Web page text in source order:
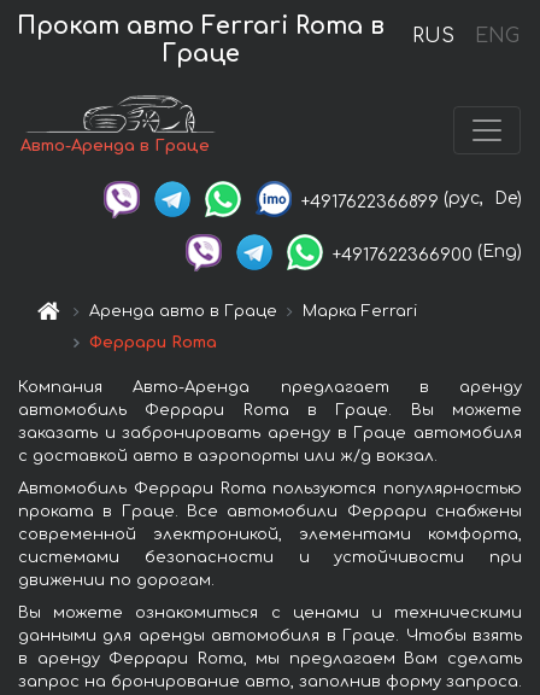
RUS ENG
Прокат авто Ferrari Roma в
Граце
Авто-Аренда в Граце
+4917622366899 (рус, De)
+4917622366900 (Eng)
Аренда авто в Граце
Марка Ferrari
Феррари Roma
Компания Авто-Аренда предлагает в аренду
автомобиль Феррари Roma в Граце. Вы можете
заказать и забронировать аренду в Граце автомобиля
с доставкой авто в аэропорты или ж/д вокзал.
Автомобиль Феррари Roma пользуются популярностью
проката в Граце. Все автомобили Феррари снабжены
современной электроникой, элементами комфорта,
системами безопасности и устойчивости при
движении по дорогам.
Вы можете ознакомиться с ценами и техническими
данными для аренды автомобиля в Граце. Чтобы взять
в аренду Феррари Roma, мы предлагаем Вам сделать
запрос на бронирование авто, заполнив форму запроса.